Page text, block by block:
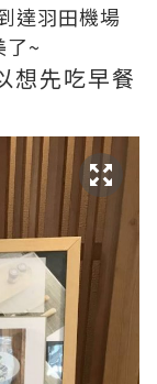
達羽田機場
了~
想先吃早餐